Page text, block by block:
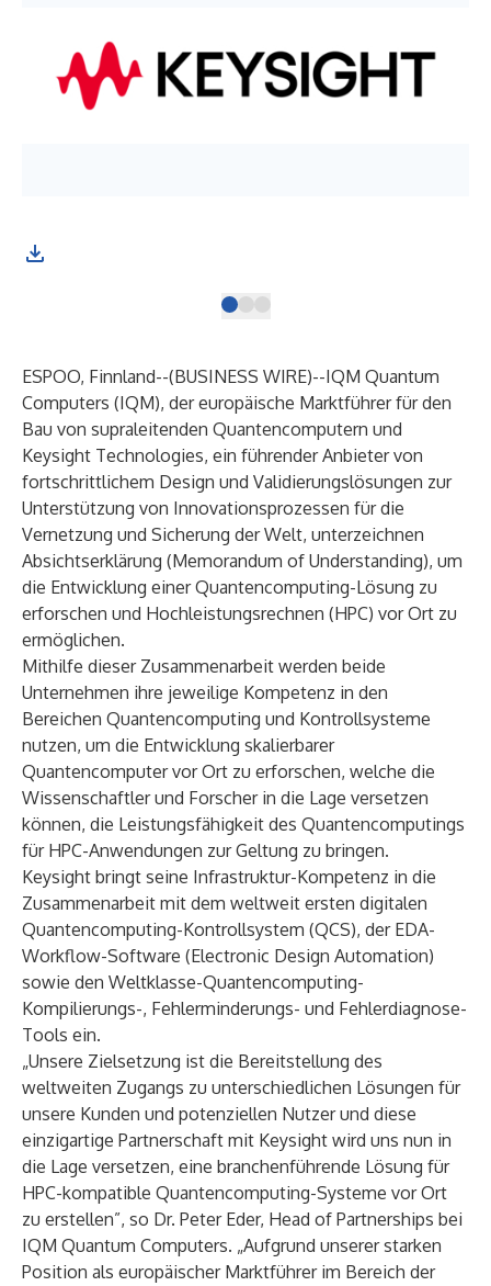
ESPOO, Finnland--(BUSINESS WIRE)--IQM Quantum
Computers (IQM), der europäische Marktführer für den
Bau von supraleitenden Quantencomputern und
Keysight Technologies, ein führender Anbieter von
fortschrittlichem Design und Validierungslösungen zur
Unterstützung von Innovationsprozessen für die
Vernetzung und Sicherung der Welt, unterzeichnen
Absichtserklärung (Memorandum of Understanding), um
die Entwicklung einer Quantencomputing-Lösung zu
erforschen und Hochleistungsrechnen (HPC) vor Ort zu
ermöglichen.
Mithilfe dieser Zusammenarbeit werden beide
Unternehmen ihre jeweilige Kompetenz in den
Bereichen Quantencomputing und Kontrollsysteme
nutzen, um die Entwicklung skalierbarer
Quantencomputer vor Ort zu erforschen, welche die
Wissenschaftler und Forscher in die Lage versetzen
können, die Leistungsfähigkeit des Quantencomputings
für HPC-Anwendungen zur Geltung zu bringen.
Keysight bringt seine Infrastruktur-Kompetenz in die
Zusammenarbeit mit dem weltweit ersten digitalen
Quantencomputing-Kontrollsystem (QCS), der EDA-
Workflow-Software (Electronic Design Automation)
sowie den Weltklasse-Quantencomputing-
Kompilierungs-, Fehlerminderungs- und Fehlerdiagnose-
Tools ein.
„Unsere Zielsetzung ist die Bereitstellung des
weltweiten Zugangs zu unterschiedlichen Lösungen für
unsere Kunden und potenziellen Nutzer und diese
einzigartige Partnerschaft mit Keysight wird uns nun in
die Lage versetzen, eine branchenführende Lösung für
HPC-kompatible Quantencomputing-Systeme vor Ort
zu erstellen”, so Dr. Peter Eder, Head of Partnerships bei
IQM Quantum Computers. „Aufgrund unserer starken
Position als europäischer Marktführer im Bereich der